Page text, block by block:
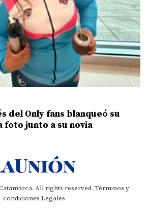
del Only fans blanqueó su
foto junto a su novia
All rights reserved. Términos y
condiciones Legales